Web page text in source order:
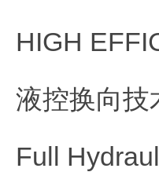
HIGH
液控换向技
Full